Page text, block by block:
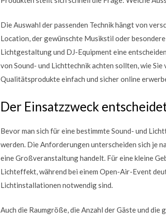
Die Auswahl der passenden Technik hängt von
Location, der gewünschte Musikstil oder
Lichtgestaltung und DJ-Equipment eine
von Sound- und Lichttechnik achten sollten, wie
Qualitätsprodukte einfach und sicher online
Der Einsatzzweck
Bevor man sich für eine bestimmte Sound- und
werden. Die Anforderungen unterscheiden sich je
eine Großveranstaltung handelt. Für eine kleine
Lichteffekt, während bei einem Open-Air-Event
Lichtinstallationen notwendig sind.
Auch die Raumgröße, die Anzahl der Gäste und